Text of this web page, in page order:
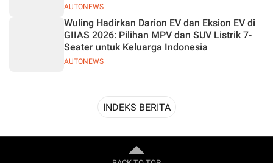
AUTONEWS
AUTONEWS
Wuling Hadirkan Darion EV dan Eksion EV di
GIIAS 2026: Pilihan MPV dan SUV Listrik 7-
Seater untuk Keluarga Indonesia
INDEKS BERITA